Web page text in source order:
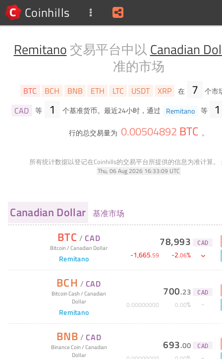
Coinhills
Remitano 交易平台中以 Canadian
准的市场
BTC BCH BNB ETH LTC USDT XRP 在 7 个市
CAD 等 1 个基准货币。最近24小时，通过 Remitano 等 1
行的总交易量为 0.00504892 BTC 。
所有统计数据以登记在Coinhills的交易平台所提供的信息为准计算。
Thu, 06 Aug 2026 16:33:09 UTC
Canadian Dollar 基准市场
BTC /CAD
Bitcoin/Canadian Dollar
Remitano
78,993 CAD
-1,665.59 -2.06%
BCH / CAD
Bitcoin Cash/Canadian
Dollar
Remitano
700.23 CAD
0.00000000 0.00%
BNB /CAD
Binance Coin/Canadian
Dollar
693.00 CAD